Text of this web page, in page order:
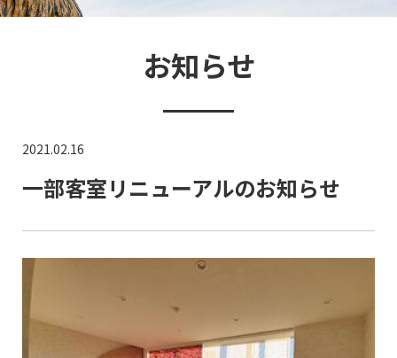
お知らせ
2021.02.16
一部客室リニューアルのお知らせ